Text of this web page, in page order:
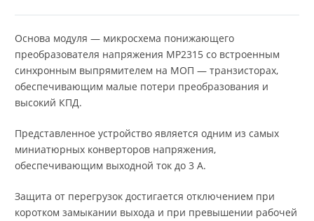
Основа модуля — микросхема понижающего
преобразователя напряжения MP2315 со встроенным
синхронным выпрямителем на МОП — транзисторах,
обеспечивающим малые потери преобразования и
высокий КПД.
Представленное устройство является одним из самых
миниатюрных конверторов напряжения,
обеспечивающим выходной ток до 3 А.
Защита от перегрузок достигается отключением при
коротком замыкании выхода и при превышении рабочей